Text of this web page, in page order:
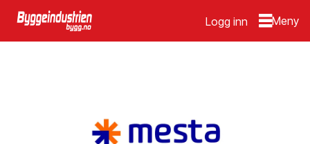
Logg inn